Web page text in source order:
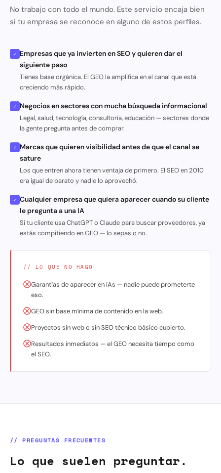
No trabajo con todo el mundo. Este servicio encaja bien
si tu empresa se reconoce en alguno de estos perfiles.
✓ Empresas que ya invierten en SEO y quieren dar el
siguiente paso
Tienes base orgánica. El GEO la amplifica en el canal que está
creciendo más rápido.
✓ Negocios en sectores con mucha búsqueda informacional
Legal, salud, tecnología, consultoría, educación — sectores donde
la gente pregunta antes de comprar.
✓ Marcas que quieren visibilidad antes de que el canal se
sature
Los que entren ahora tienen ventaja de primero. El SEO en 2010
era igual de barato y nadie lo aprovechó.
✓ Cualquier empresa que quiera aparecer cuando su cliente
le pregunta a una IA
Si tu cliente usa ChatGPT o Claude para buscar proveedores, ya
estás compitiendo en GEO — lo sepas o no.
// LO QUE NO HAGO
Garantías de aparecer en IAs — nadie puede prometerte
eso.
GEO sin base mínima de contenido en la web.
Proyectos sin web o sin SEO técnico básico cubierto.
Resultados inmediatos — el GEO necesita tiempo como
el SEO.
// PREGUNTAS FRECUENTES
Lo que suelen preguntar.